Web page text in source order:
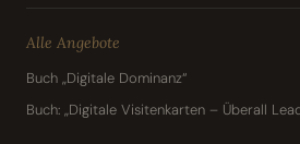
Alle Angebote
Buch „Digitale Dominanz“
Buch: „Digitale Visitenkarten – Überall